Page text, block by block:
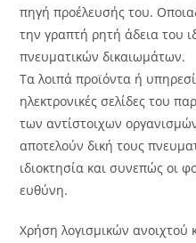
πηγή προέλευσής του.
την γραπτή ρητή άδεια του
πνευματικών δικαιωμάτων.
Τα λοιπά προϊόντα ή
ηλεκτρονικές σελίδες του
των αντίστοιχων
αποτελούν δική τους
ιδιοκτησία και συνεπώς οι
ευθύνη.
Χρήση λογισμικών ανοιχτού